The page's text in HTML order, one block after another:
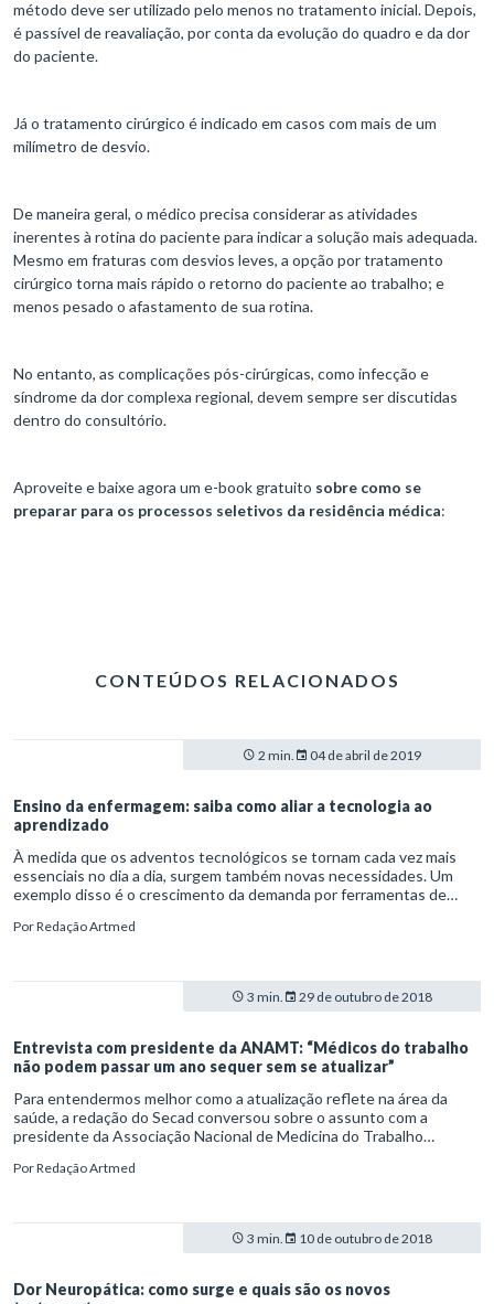
método deve ser utilizado pelo menos no tratamento inicial. Depois,
é passível de reavaliação, por conta da evolução do quadro e da dor
do paciente.
Já o tratamento cirúrgico é indicado em casos com mais de um
milímetro de desvio.
De maneira geral, o médico precisa considerar as atividades
inerentes à rotina do paciente para indicar a solução mais adequada.
Mesmo em fraturas com desvios leves, a opção por tratamento
cirúrgico torna mais rápido o retorno do paciente ao trabalho; e
menos pesado o afastamento de sua rotina.
No entanto, as complicações pós-cirúrgicas, como infecção e
síndrome da dor complexa regional, devem sempre ser discutidas
dentro do consultório.
Aproveite e baixe agora um e-book gratuito sobre como se
preparar para os processos seletivos da residência médica:
CONTEÚDOS RELACIONADOS
2 min. 04 de abril de 2019
Ensino da enfermagem: saiba como aliar a tecnologia ao
aprendizado
À medida que os adventos tecnológicos se tornam cada vez mais
essenciais no dia a dia, surgem também novas necessidades. Um
exemplo disso é o crescimento da demanda por ferramentas de
ensino da enfermagem se propõe a buscar recursos pedagógicos
PorRedação Artmed
3 min. 29 de outubro de 2018
Entrevista com presidente da ANAMT: “Médicos do trabalho
não podem passar um ano sequer sem se atualizar”
Para entendermos melhor como a atualização reflete na área da
saúde, a redação do Secad conversou sobre o assunto com a
presidente da Associação Nacional de Medicina do Trabalho
como imprescindível para o aprimoramento constante de médicos
PorRedação Artmed
3 min. 10 de outubro de 2018
Dor Neuropática: como surge e quais são os novos